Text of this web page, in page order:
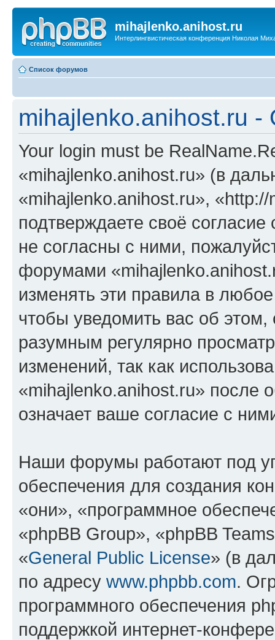
mihajlenko.anihost.ru
Интерлингвистическая конференция Николая
Список форумов
mihajlenko.anihost.ru
Your login must be
«mihajlenko.anihost.ru» (в
«mihajlenko.anihost.ru»,
подтверждаете своё
не согласны с ними,
форумами
изменять эти правила в
чтобы уведомить вас об
разумным регулярно
изменений, так как
«mihajlenko.anihost.ru» после
означает ваше согласие с
Наши форумы работают под
обеспечения для создания
«они», «программное
«phpBB Group», «phpBB
«General Public License» (в
по адресу www.phpbb.com.
программного обеспечения
поддержкой интернет-